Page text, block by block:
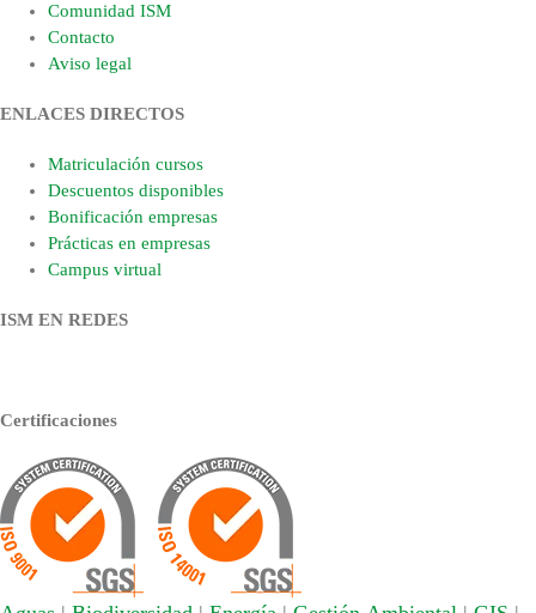
Comunidad ISM
Contacto
Aviso legal
ENLACES DIRECTOS
Matriculación cursos
Descuentos disponibles
Bonificación empresas
Prácticas en empresas
Campus virtual
ISM EN REDES
Certificaciones